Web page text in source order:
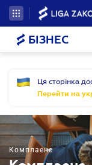
БІЗНЕС
Ця сторінка
Перейти на
Комплаенс